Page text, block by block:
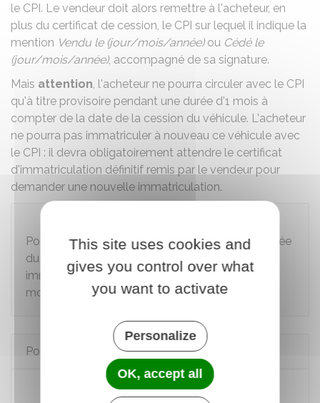
le CPI. Le vendeur doit alors remettre à l'acheteur, en
plus du certificat de cession, le CPI sur lequel il indique la
mention Vendu le (jour/mois/année)ou Cédé le
(jour/mois/année), accompagné de sa signature.
Mais attention, l'acheteur ne pourra circuler avec le CPI
qu'à titre provisoire pendant une durée d'1 mois à
compter de la date de la cession du véhicule. L'acheteur
ne pourra pas immatriculer à nouveau ce véhicule avec
le CPI : il devra obligatoirement attendre le certificat
d'immatriculation définitif remis par le vendeur pour
demander une nouvelle immatriculation.
Pour un véhicule de location courte durée, la durée
du CPI est portée à 8 mois. Pour une
immatriculation diplomatique, sa durée est de 3
mois.
Pour en savoir plus
Le certificat provisoire d'immatriculation
This site uses cookies and
gives you control over what
you want to activate
Personalize
OK, accept all